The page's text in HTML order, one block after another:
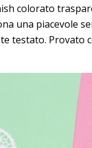
colorato
una piacevole
testato. Provato